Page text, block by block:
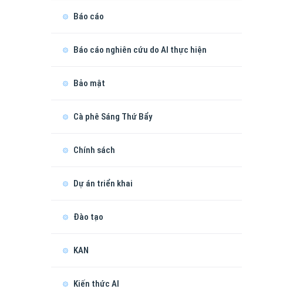
Báo cáo
Báo cáo nghiên cứu do AI thực hiện
Bảo mật
Cà phê Sáng Thứ Bẩy
Chính sách
Dự án triển khai
Đào tạo
KAN
Kiến thức AI